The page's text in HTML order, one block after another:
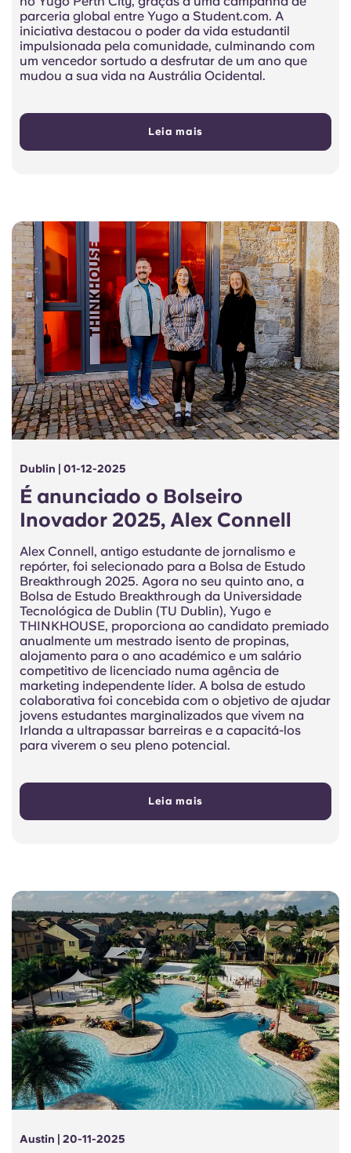
parceria global entre Yugo a Student.com. A
iniciativa destacou o poder da vida estudantil
impulsionada pela comunidade, culminando com
um vencedor sortudo a desfrutar de um ano que
mudou a sua vida na Austrália Ocidental.
Leia mais
Dublin | 01-12-2025
É anunciado o Bolseiro
Inovador 2025, Alex Connell
Alex Connell, antigo estudante de jornalismo e
repórter, foi selecionado para a Bolsa de Estudo
Breakthrough 2025. Agora no seu quinto ano, a
Bolsa de Estudo Breakthrough da Universidade
Tecnológica de Dublin (TU Dublin), Yugo e
THINKHOUSE, proporciona ao candidato premiado
anualmente um mestrado isento de propinas,
alojamento para o ano académico e um salário
competitivo de licenciado numa agência de
marketing independente líder. A bolsa de estudo
colaborativa foi concebida com o objetivo de ajudar
jovens estudantes marginalizados que vivem na
Irlanda a ultrapassar barreiras e a capacitá-los
para viverem o seu pleno potencial.
Leia mais
Austin | 20-11-2025